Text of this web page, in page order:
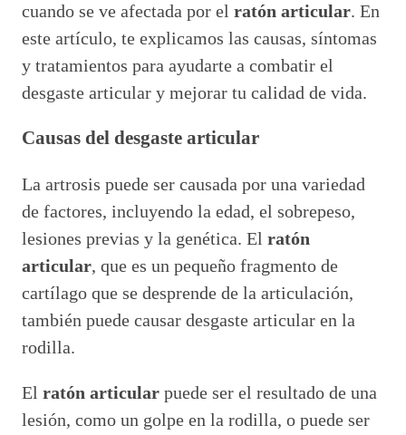
cuando se ve afectada por el ratón articular. En
este artículo, te explicamos las causas, síntomas
y tratamientos para ayudarte a combatir el
desgaste articular y mejorar tu calidad de vida.
Causas del desgaste articular
La artrosis puede ser causada por una variedad
de factores, incluyendo la edad, el sobrepeso,
lesiones previas y la genética. El ratón
articular, que es un pequeño fragmento de
cartílago que se desprende de la articulación,
también puede causar desgaste articular en la
rodilla.
El ratón articular puede ser el resultado de una
lesión, como un golpe en la rodilla, o puede ser